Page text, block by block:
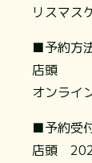
リスマス
■予約方
店頭
オンライ
■予約受
店頭